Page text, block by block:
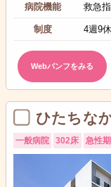
病院機能 救急
制度 4週9
Webパンフをみる
ひたちな
一般病院 302床 急性